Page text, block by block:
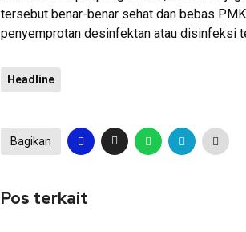
tersebut benar-benar sehat dan bebas
penyemprotan desinfektan atau disinfeksi
Headline
Bagikan
Pos terkait